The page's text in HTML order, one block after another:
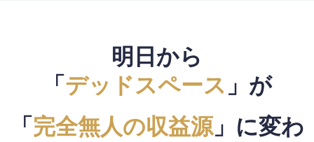
明日から
「 デッドスペース 」が
「 完全無人の収益源」に変わ